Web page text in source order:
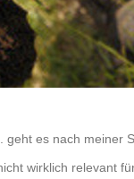
geht es nach meiner
wirklich relevant